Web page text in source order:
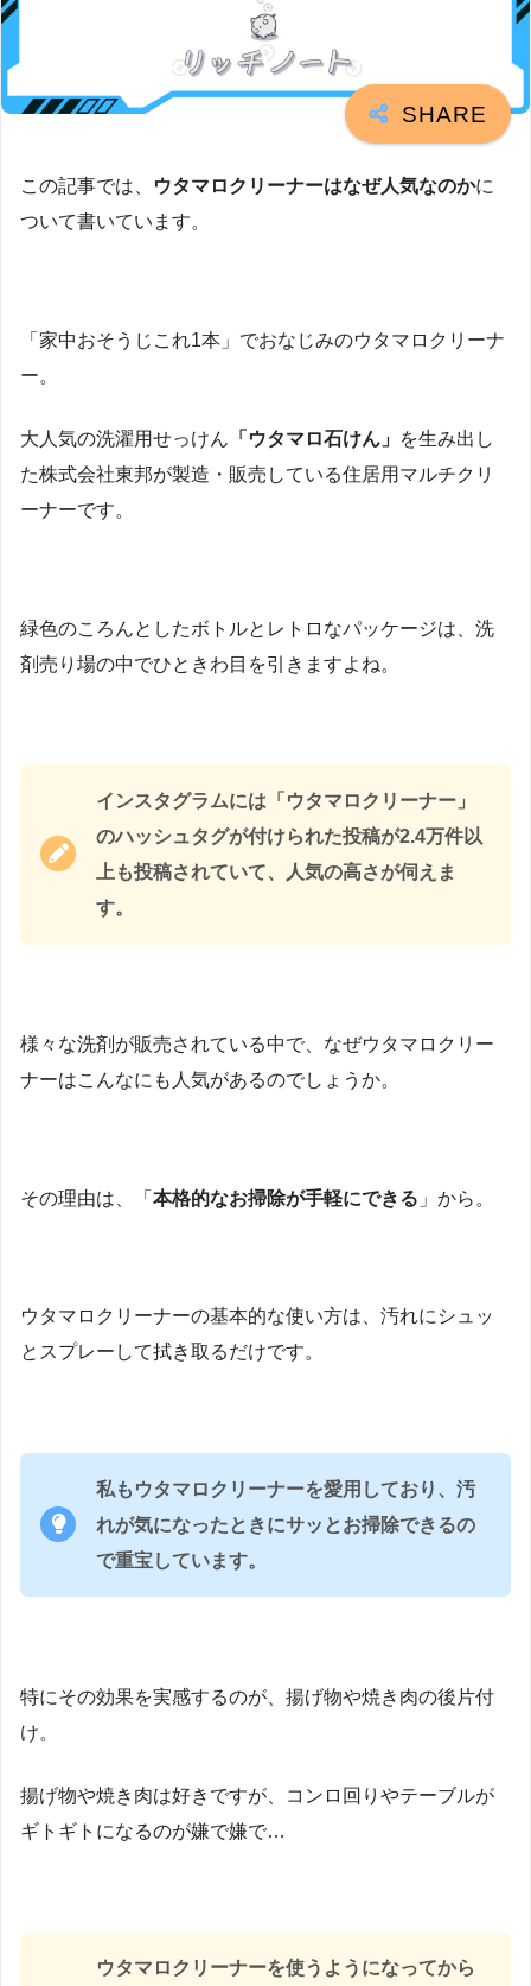
この記事では、 ウタマロクリーナーはなぜ人気なのかに
ついて書いています。
「家中おそうじこれ1本」でおなじみのウタマロクリーナ
ー。
大人気の洗濯用せっけん 「ウタマロ石けん」
を生み出し
た株式会社東邦が製造・販売している住居用マルチクリ
ーナーです。
緑色のころんとしたボトルとレトロなパッケージは、洗
剤売り場の中でひときわ目を引きますよね。
インスタグラムには「ウタマロクリーナー」
のハッシュタグが付けられた投稿が2.4万件以
上も投稿されていて、人気の高さが伺えま
す。
様々な洗剤が販売されている中で、なぜウタマロクリー
ナーはこんなにも人気があるのでしょうか。
その理由は、「 本格的なお掃除が手軽にできる 」から。
ウタマロクリーナーの基本的な使い方は、汚れにシュッ
とスプレーして拭き取るだけです。
私もウタマロクリーナーを愛用しており、汚
れが気になったときにサッとお掃除できるの
で重宝しています。
特にその効果を実感するのが、揚げ物や焼き肉の後片付
け。
揚げ物や焼き肉は好きですが、コンロ回りやテーブルが
ギトギトになるのが嫌で嫌で…
ウタマロクリーナーを使うようになってから